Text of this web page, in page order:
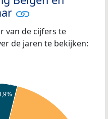
van de cijfers te
de jaren te bekijken: